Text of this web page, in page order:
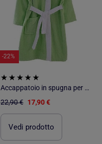
-22%
Accappatoio in spugna per bambini
22,90 € 17,90 €
Vedi prodotto